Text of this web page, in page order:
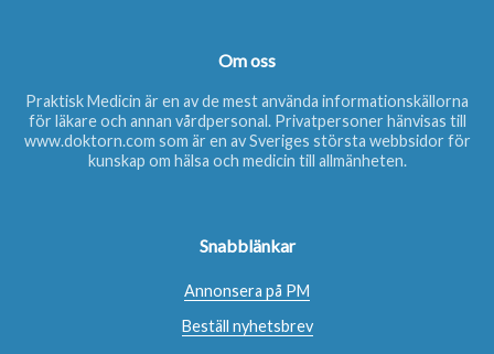
Om oss
Praktisk Medicin är en av de mest använda informationskällorna
för läkare och annan vårdpersonal. Privatpersoner hänvisas till
www.doktorn.com som är en av Sveriges största webbsidor för
kunskap om hälsa och medicin till allmänheten.
Snabblänkar
Annonsera på PM
Beställ nyhetsbrev